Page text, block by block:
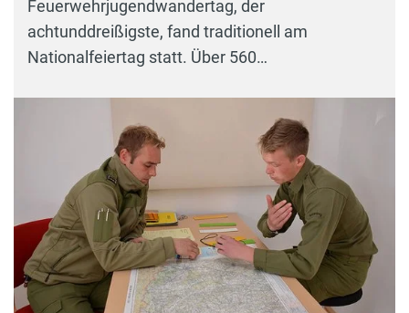
Feuerwehrjugendwandertag, der
achtunddreißigste, fand traditionell am
Nationalfeiertag statt. Über 560…